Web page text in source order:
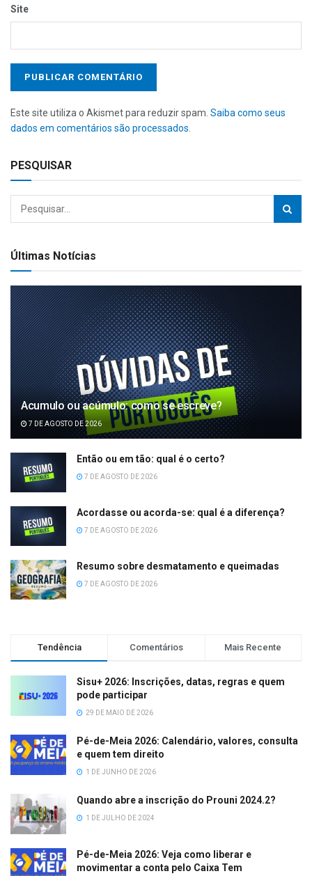
Site
Este site utiliza o Akismet para reduzir spam. Saiba como seus
dados em comentários são processados.
PESQUISAR
Últimas Notícias
Acumulo ou acúmulo: como se escreve?
7 DE AGOSTO DE 2026
Então ou em tão: qual é o certo?
7 DE AGOSTO DE 2026
Acordasse ou acorda-se: qual é a diferença?
7 DE AGOSTO DE 2026
Resumo sobre desmatamento e queimadas
7 DE AGOSTO DE 2026
Tendência Comentários Mais Recente
Sisu+ 2026: Inscrições, datas, regras e quem
pode participar
29 DE MAIO DE 2026
Pé-de-Meia 2026: Calendário, valores, consulta
e quem tem direito
1 DE JUNHO DE 2026
Quando abre a inscrição do Prouni 2024.2?
1 DE JULHO DE 2024
Pé-de-Meia 2026: Veja como liberar e
movimentar a conta pelo Caixa Tem